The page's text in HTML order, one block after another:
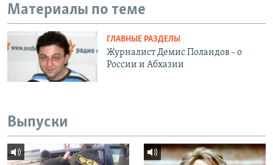
Материалы по теме
ГЛАВНЫЕ РАЗДЕЛЫ
Журналист Демис Поландов - о
России и Абхазии
Выпуски